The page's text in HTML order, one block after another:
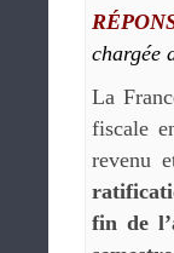
chargée
La
fiscale
revenu
fin de